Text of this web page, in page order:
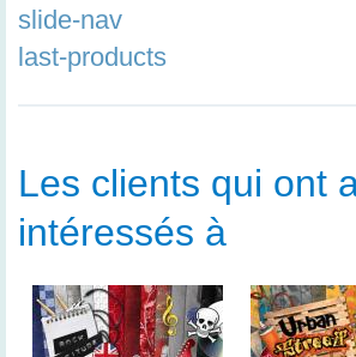
slide-nav
last-products
Les clients qui ont
intéressés à